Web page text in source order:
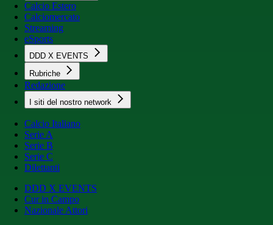
Calcio Estero
Calciomercato
Streaming
eSports
DDD X EVENTS
Rubriche
Redazione
I siti del nostro network
Calcio Italiano
Serie A
Serie B
Serie C
Dilettanti
DDD X EVENTS
Cur in Campo
Nazionale Attori